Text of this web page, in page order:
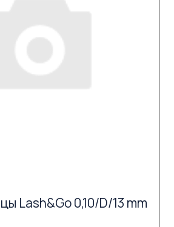
Lash&Go 0,10/D/13 mm